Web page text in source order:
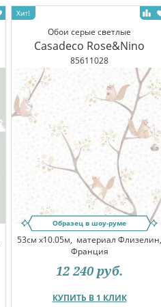
Обои серые светлые
Casadeco Rose&Nino
85611028
Образец в шоу-руме
53см x10.05м, материал Флизелин,
Франция
КУПИТЬ В 1 КЛИК
12 240 руб.